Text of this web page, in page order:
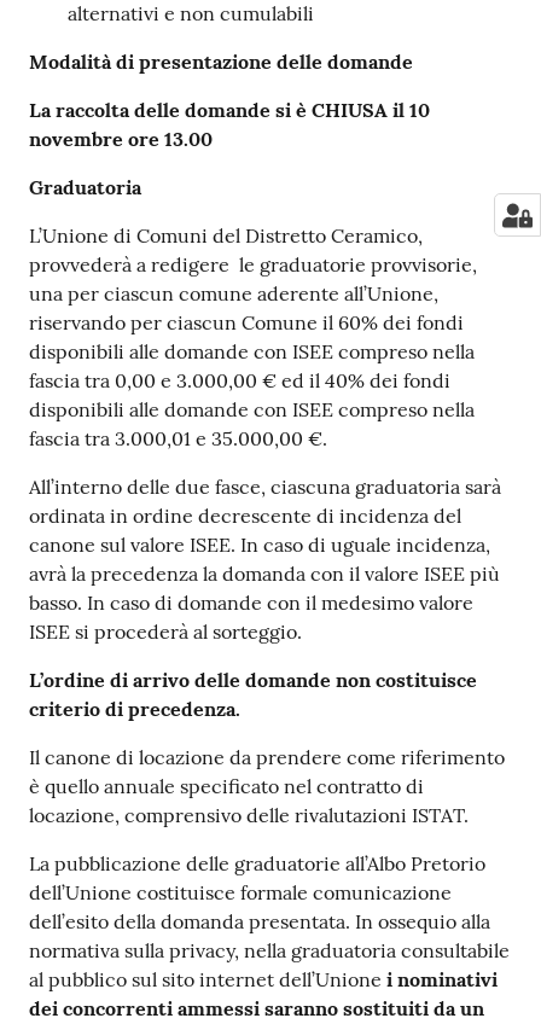
alternativi e non cumulabili
Modalità di presentazione delle domande
La raccolta delle domande si è CHIUSA il 10
novembre ore 13.00
Graduatoria
L’Unione di Comuni del Distretto Ceramico,
provvederà a redigere le graduatorie provvisorie,
una per ciascun comune aderente all’Unione,
riservando per ciascun Comune il 60% dei fondi
disponibili alle domande con ISEE compreso nella
fascia tra 0,00 e 3.000,00 € ed il 40% dei fondi
disponibili alle domande con ISEE compreso nella
fascia tra 3.000,01 e 35.000,00 €.
All’interno delle due fasce, ciascuna graduatoria sarà
ordinata in ordine decrescente di incidenza del
canone sul valore ISEE. In caso di uguale incidenza,
avrà la precedenza la domanda con il valore ISEE più
basso. In caso di domande con il medesimo valore
ISEE si procederà al sorteggio.
L’ordine di arrivo delle domande non costituisce
criterio di precedenza.
Il canone di locazione da prendere come riferimento
è quello annuale specificato nel contratto di
locazione, comprensivo delle rivalutazioni ISTAT.
La pubblicazione delle graduatorie all’Albo Pretorio
dell’Unione costituisce formale comunicazione
dell’esito della domanda presentata. In ossequio alla
normativa sulla privacy, nella graduatoria consultabile
al pubblico sul sito internet dell’Unione i nominativi
dei concorrenti ammessi saranno sostituiti da un